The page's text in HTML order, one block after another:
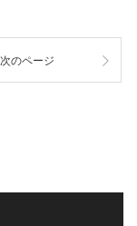
次のページ